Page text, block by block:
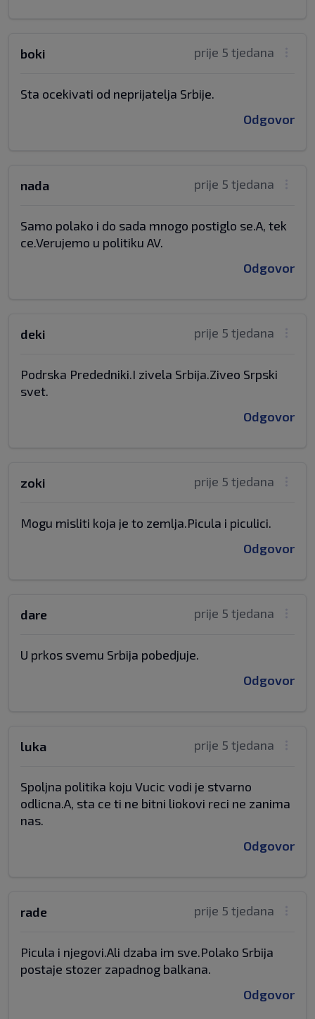
prije 5 tjedana
boki
Sta ocekivati od neprijatelja Srbije.
Odgovor
prije 5 tjedana
nada
Samo polako i do sada mnogo postiglo se.A, tek
ce.Verujemo u politiku AV.
Odgovor
prije 5 tjedana
deki
Podrska Prededniki.I zivela Srbija.Ziveo Srpski
svet.
Odgovor
prije 5 tjedana
zoki
Mogu misliti koja je to zemlja.Picula i piculici.
Odgovor
prije 5 tjedana
dare
U prkos svemu Srbija pobedjuje.
Odgovor
prije 5 tjedana
luka
Spoljna politika koju Vucic vodi je stvarno
odlicna.A, sta ce ti ne bitni liokovi reci ne zanima
nas.
Odgovor
prije 5 tjedana
rade
Picula i njegovi.Ali dzaba im sve.Polako Srbija
postaje stozer zapadnog balkana.
Odgovor